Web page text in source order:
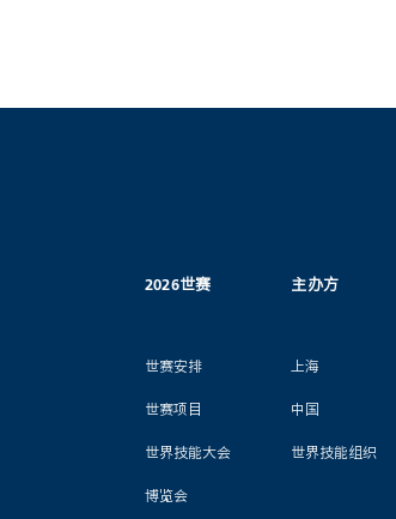
2026世赛
世赛安排
世赛项目
世界技能大会
博览会
主办方
上海
中国
世界技能组织